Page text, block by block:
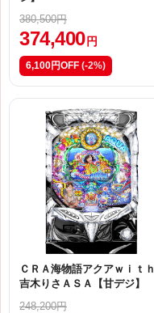
380,500円
374,400 円
6,100円OFF (-2%)
ＣＲＡ海物語アクアｗｉｔｈ
吉木りさＡＳＡ【甘デジ】
248,200円